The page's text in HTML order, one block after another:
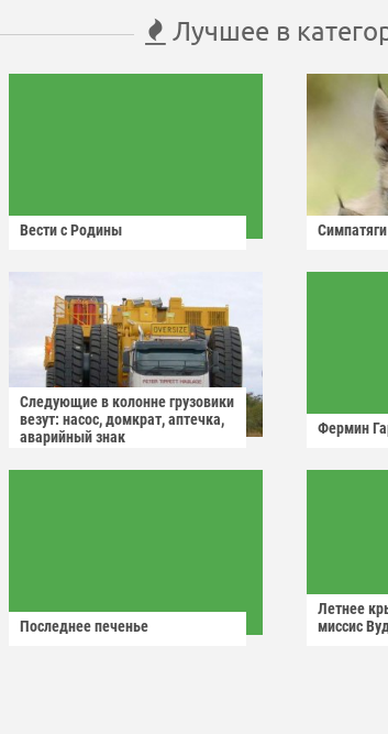
Лучшее в
Вести с Родины Симпатяги
Следующие в колонне грузовики
везут: насос, домкрат, аптечка,
аварийный знак
Фермин
Последнее печенье
Летнее
миссис